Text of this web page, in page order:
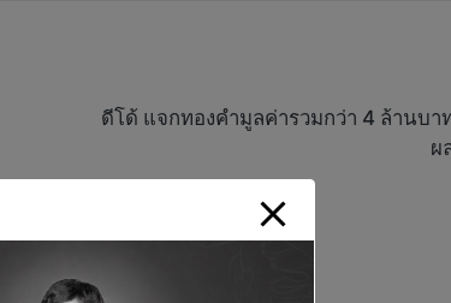
ดีโด้ แจกทองคำมูลค่ารวมกว่า 4 ล้านบ
ผ